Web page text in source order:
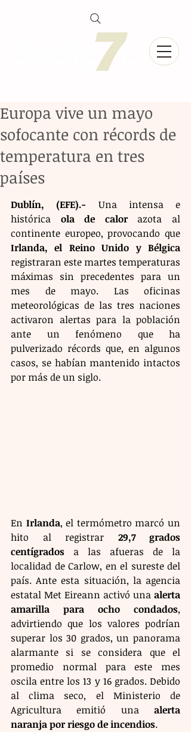
Europa vive un mayo
sofocante con récords de
temperatura en tres
países
Dublín, (EFE).- Una intensa e
histórica ola de calor azota al
Irlanda, el Reino Unido y Bélgica
registraran este martes temperaturas
máximas sin precedentes para un
mes de mayo. Las oficinas
meteorológicas de las tres naciones
activaron alertas para la población
ante un fenómeno que ha
pulverizado récords que, en algunos
casos, se habían mantenido intactos
por más de un siglo.
En Irlanda, el termómetro marcó un
hito al registrar 29,7 grados
centígrados a las afueras de la
localidad de Carlow, en el sureste del
país. Ante esta situación, la agencia
estatal Met Eireann activó una alerta
amarilla para ocho condados,
advirtiendo que los valores podrían
superar los 30 grados, un panorama
alarmante si se considera que el
promedio normal para este mes
oscila entre los 13 y 16 grados. Debido
al clima seco, el Ministerio de
Agricultura emitió una alerta
naranja por riesgo de incendios.